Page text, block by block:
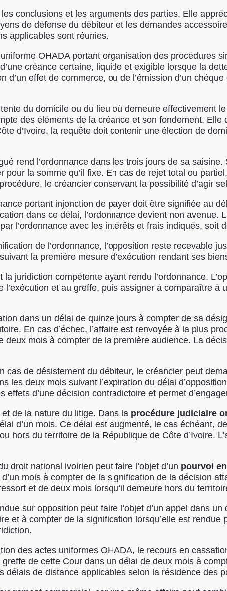
conclusions et les arguments des parties. Elle
de défense du débiteur et les demandes
applicables sont réunies.
OHADA portant organisation des procédures
créance certaine, liquide et exigible lorsque la
d’un effet de commerce, ou de l’émission d’un
du domicile ou du lieu où demeure effectivement
des éléments de la créance et son fondement.
d’Ivoire, la requête doit contenir une élection de
rend l’ordonnance dans les trois jours de sa
la somme qu’il fixe. En cas de rejet total ou
le créancier conservant la possibilité d’agir
portant injonction de payer doit être signifiée au
dans ce délai, l’ordonnance devient non avenue.
l’ordonnance avec les intérêts et frais indiqués, soit
de l’ordonnance, l’opposition reste recevable
la première mesure d’exécution rendant ses
juridiction compétente ayant rendu l’ordonnance.
l’exécution et au greffe, puis assigner à comparaître
dans un délai de quinze jours à compter de sa
En cas d’échec, l’affaire est renvoyée à la plus
mois à compter de la première audience. La
cas de désistement du débiteur, le créancier peut
les deux mois suivant l’expiration du délai
d’une décision contradictoire et permet
de la nature du litige. Dans la procédure judiciaire
d’un mois. Ce délai est augmenté, le cas échéant,
hors du territoire de la République de Côte d’Ivoire.
droit national ivoirien peut faire l’objet d’un pourvoi
mois à compter de la signification de la décision
et de deux mois lorsqu’il demeure hors du
sur opposition peut faire l’objet d’un appel dans
et à compter de la signification lorsqu’elle est rendue
des actes uniformes OHADA, le recours en
de cette Cour dans un délai de deux mois à
de distance applicables selon la résidence des